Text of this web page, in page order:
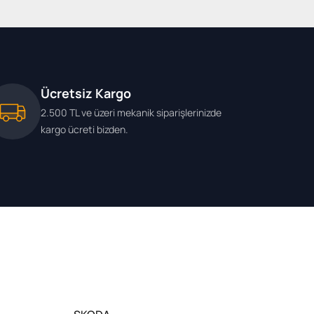
yerini almaktadır.
Ücretsiz Kargo
2.500 TL ve üzeri mekanik siparişlerinizde
kargo ücreti bizden.